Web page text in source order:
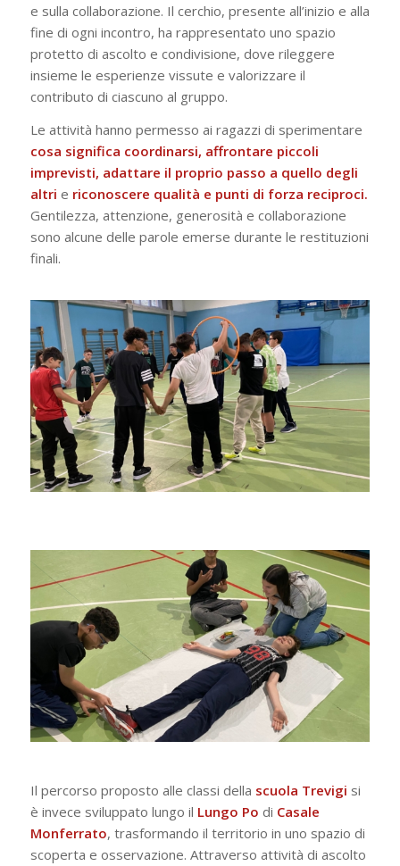
e sulla collaborazione. Il cerchio, presente all’inizio e alla
fine di ogni incontro, ha rappresentato uno spazio
protetto di ascolto e condivisione, dove rileggere
insieme le esperienze vissute e valorizzare il
contributo di ciascuno al gruppo.
Le attività hanno permesso ai ragazzi di sperimentare
cosa significa coordinarsi, affrontare piccoli
imprevisti, adattare il proprio passo a quello degli
altri e riconoscere qualità e punti di forza reciproci.
Gentilezza, attenzione, generosità e collaborazione
sono alcune delle parole emerse durante le restituzioni
finali.
Il percorso proposto alle classi della scuola Trevigi si
è invece sviluppato lungo il Lungo Po di Casale
Monferrato, trasformando il territorio in uno spazio di
scoperta e osservazione. Attraverso attività di ascolto